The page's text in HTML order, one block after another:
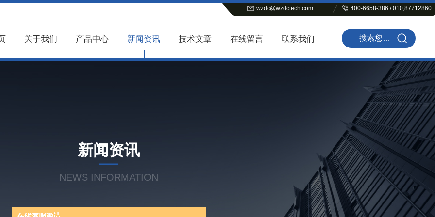
wzdc@wzdctech.com 400-6658-386 / 010,87712860
关于我们 产品中心 新闻资讯 技术文章 在线留言 联系我们
新闻资讯
NEWS INFORMATION